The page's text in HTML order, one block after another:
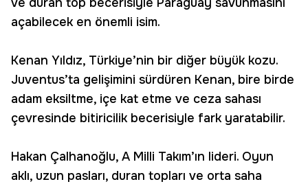
açabilecek en önemli isim.
Kenan Yıldız, Türkiye’nin bir diğer büyük kozu.
Juventus’ta gelişimini sürdüren Kenan, bire birde
adam eksiltme, içe kat etme ve ceza sahası
çevresinde bitiricilik becerisiyle fark yaratabilir.
Hakan Çalhanoğlu, A Milli Takım’ın lideri. Oyun
aklı, uzun pasları, duran topları ve orta saha